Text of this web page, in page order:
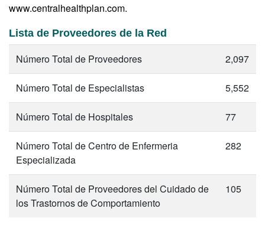
www.centralhealthplan.com.
Lista de Proveedores de la Red
Número Total de Proveedores 2,097
Número Total de Especialistas 5,552
Número Total de Hospitales 77
Número Total de Centro de Enfermeria
Especializada
282
Número Total de Proveedores del Cuidado de
los Trastornos de Comportamiento
105